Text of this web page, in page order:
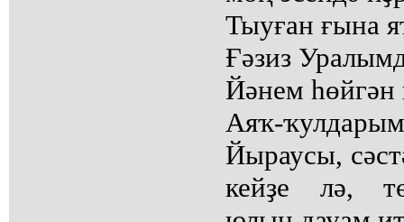
Тыуған ғына
Ғәзиз
Йәнем һөйгән
Аяҡ-
Йыраусы,
кейҙе лә,